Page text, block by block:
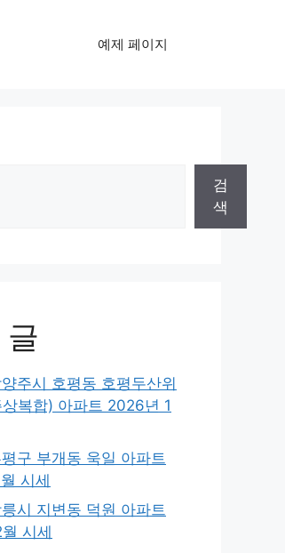
예제 페이지
검
색
글
주시 호평동 호평두산위
복합) 아파트 2026년 1
구 부개동 욱일 아파트
시세
시 지변동 덕원 아파트
시세